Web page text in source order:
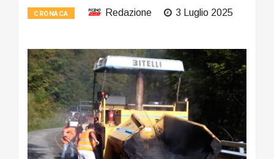
CRONACA Redazione 3 Luglio 2025